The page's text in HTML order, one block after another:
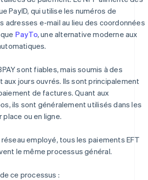
PayID, qui utilise les numéros de
adresses e-mail au lieu des coordonnées
PayTo, une alternative moderne aux
sont fiables, mais soumis à des
aux jours ouvrés. Ils sont principalement
de factures. Quant aux
ils sont généralement utilisés dans les
ou en ligne.
employé, tous les paiements EFT
le même processus général.
ce processus :